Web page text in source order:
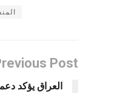
Post
العراق يؤكد